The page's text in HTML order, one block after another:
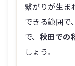
繋がりが生ま
できる範囲で
で、 秋田での
しょう。